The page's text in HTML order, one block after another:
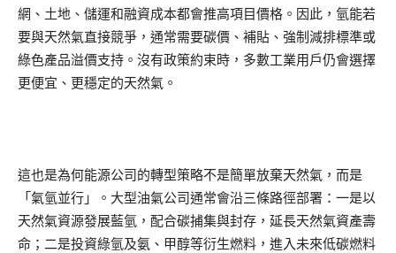
網、土地、儲運和融資成本都會推高項目價格。因此，氫能若
要與天然氣直接競爭，通常需要碳價、補貼、強制減排標準或
綠色產品溢價支持。沒有政策約束時，多數工業用戶仍會選擇
更便宜、更穩定的天然氣。
這也是為何能源公司的轉型策略不是簡單放棄天然氣，而是
「氣氫並行」。大型油氣公司通常會沿三條路徑部署：一是以
天然氣資源發展藍氫，配合碳捕集與封存，延長天然氣資產壽
命；二是投資綠氫及氨、甲醇等衍生燃料，進入未來低碳燃料